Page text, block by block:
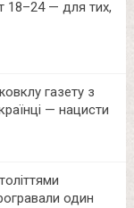
18–24 — для тих,
газету з
— нацисти
один